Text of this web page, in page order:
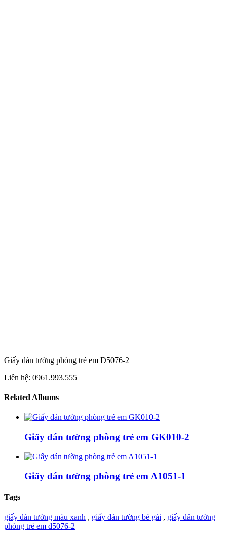
Giấy dán tường phòng trẻ em D5076-2
Liên hệ: 0961.993.555
Related Albums
Giấy dán tường phòng trẻ em GK010-2
Giấy dán tường phòng trẻ em A1051-1
Tags
giấy dán tường màu xanh , giấy dán tường bé gái , giấy dán tường
phòng trẻ em d5076-2